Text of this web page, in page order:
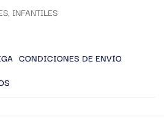
, INFANTILES
CONDICIONES DE ENVÍO